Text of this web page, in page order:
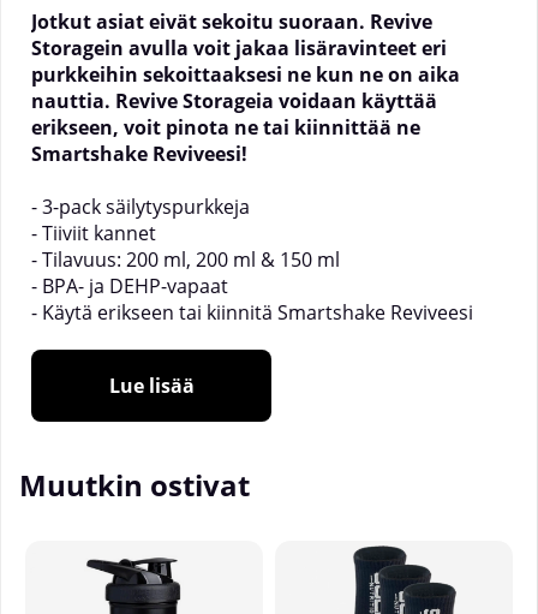
Jotkut asiat eivät sekoitu suoraan. Revive
Storagein avulla voit jakaa lisäravinteet eri
purkkeihin sekoittaaksesi ne kun ne on aika
nauttia. Revive Storageia voidaan käyttää
erikseen, voit pinota ne tai kiinnittää ne
Smartshake Reviveesi!
- 3-pack säilytyspurkkeja
- Tiiviit kannet
- Tilavuus: 200 ml, 200 ml & 150 ml
- BPA- ja DEHP-vapaat
- Käytä erikseen tai kiinnitä Smartshake Reviveesi
Smartshake Revive Storage on täydellinen
lisävarusteSmartshake Revive Shakeriisi
pakkauksessa oleva ylimääräinen säilytyspurkit
käyttää erikseen turvalliseen säilytykseen
välipaloillesi ja jauheillesi. Käytä purkkeja
tai mihin tahansa haluatkaan - ne ovat täysin tiiviitä
vuodattamattomia sisällöstä riippumatta. Jokaisella
purkilla on tiivis kansi ja ne voidaan kiinnittää muihin
Lue lisää
Muutkin ostivat